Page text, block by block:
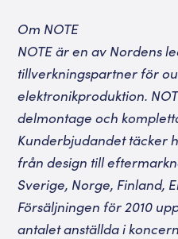
Om NOTE
NOTE är en av Nordens
tillverkningspartner för
elektronikproduktion.
delmontage och
Kunderbjudandet täcker
från design till
Sverige, Norge, Finland,
Försäljningen för 2010
antalet anställda i